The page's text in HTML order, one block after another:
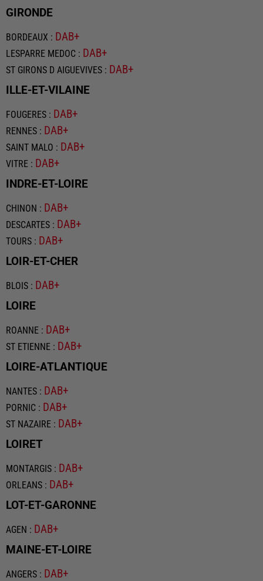
GIRONDE
BORDEAUX : DAB+
LESPARRE MEDOC : DAB+
ST GIRONS D AIGUEVIVES : DAB+
ILLE-ET-VILAINE
FOUGERES : DAB+
RENNES : DAB+
SAINT MALO : DAB+
VITRE : DAB+
INDRE-ET-LOIRE
CHINON : DAB+
DESCARTES : DAB+
TOURS : DAB+
LOIR-ET-CHER
BLOIS : DAB+
LOIRE
ROANNE : DAB+
ST ETIENNE : DAB+
LOIRE-ATLANTIQUE
NANTES : DAB+
PORNIC : DAB+
ST NAZAIRE : DAB+
LOIRET
MONTARGIS : DAB+
ORLEANS : DAB+
LOT-ET-GARONNE
AGEN : DAB+
MAINE-ET-LOIRE
ANGERS : DAB+